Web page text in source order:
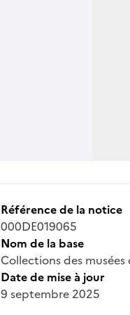
Référence de la notice
000DE019065
Nom de la base
Collections des musées
Date de mise à jour
9 septembre 2025